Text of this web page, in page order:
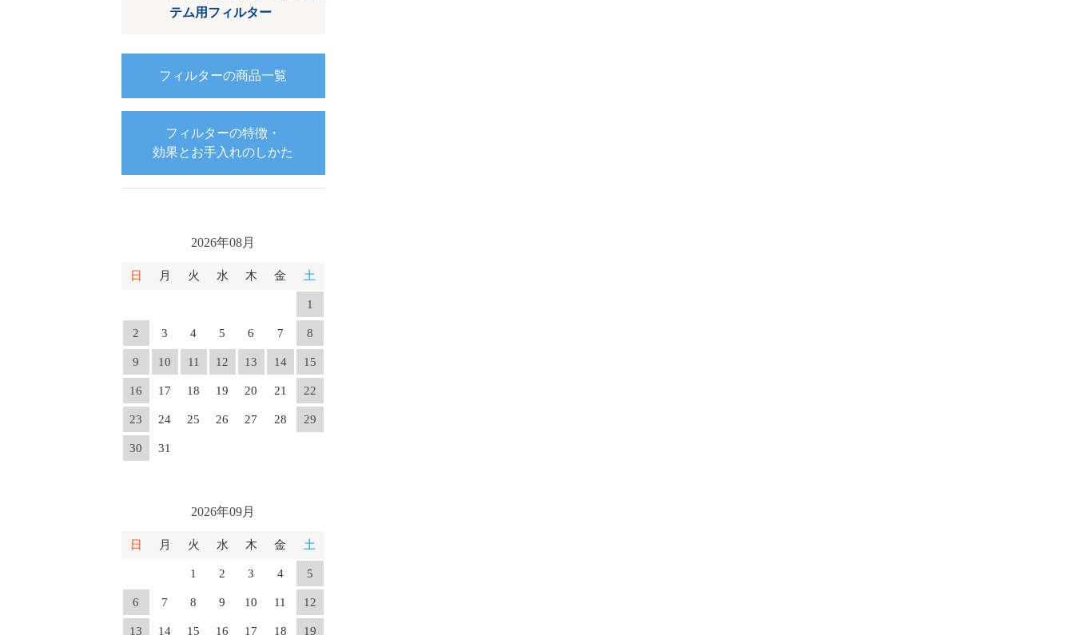
テム用フィルター
フィルターの商品一覧
フィルターの特徴・
効果とお手入れのしかた
2026年08月
日 月 火 水 木 金 土
1
2 3 4 5 6 7 8
9 10 11 12 13 14 15
16 17 18 19 20 21 22
23 24 25 26 27 28 29
30 31
2026年09月
日 月 火 水 木 金 土
1 2 3 4 5
6 7 8 9 10 11 12
13 14 15 16 17 18 19